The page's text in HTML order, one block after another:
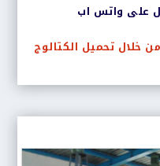
على واتس اب
خلال تحميل الكتالوج